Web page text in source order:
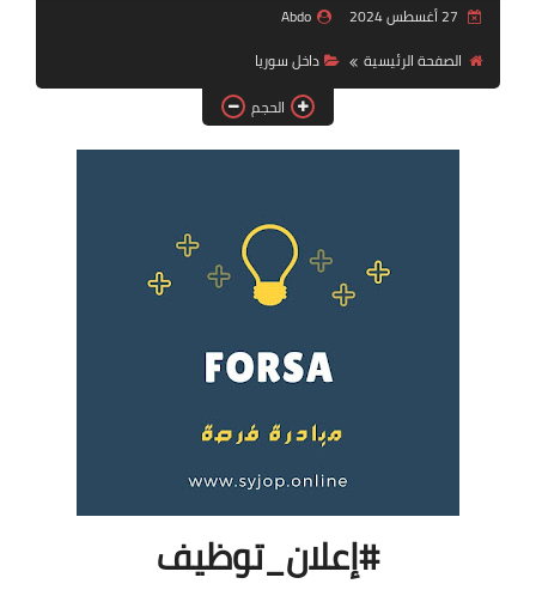
فرص عمل في العراق
فرص عمل في اليمن
دورات تدريبية
Abdo
الصفحة الرئيسية
داخل سوريا
الحجم
#إعلان_توظيف